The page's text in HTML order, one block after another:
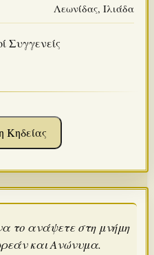
Λεωνίδας, Ιλιάδα
Συγγενείς
Κηδείας
το ανάψετε στη μνήμη
και Ανώνυμα.